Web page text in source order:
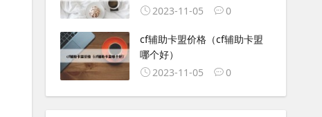
2023-11-05
0
cf辅助卡盟价格（cf辅助卡盟
哪个好）
2023-11-05
0